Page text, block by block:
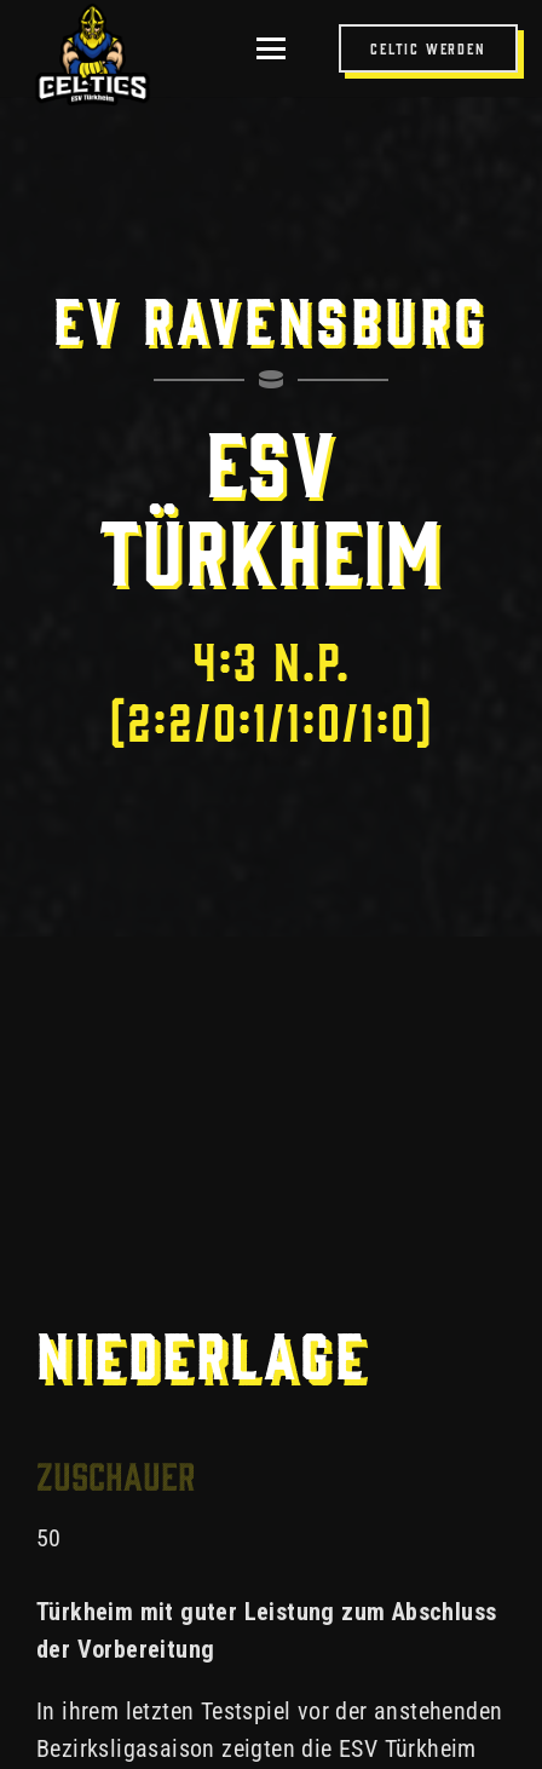
Celtic werden
EV Ravensburg
ESV
TÜRKHEIM
4:3 n.P.
(2:2/0:1/1:0/1:0)
Niederlage
Zuschauer
50
Türkheim mit guter Leistung zum Abschluss
der Vorbereitung
In ihrem letzten Testspiel vor der anstehenden
Bezirksligasaison zeigten die ESV Türkheim